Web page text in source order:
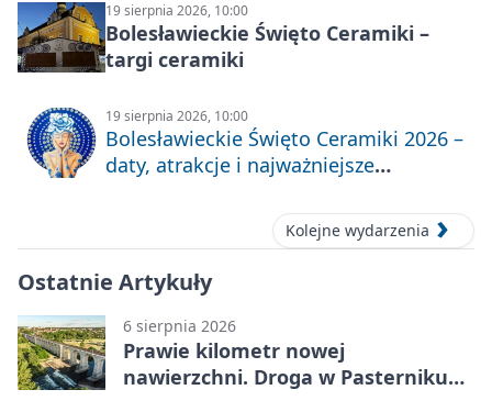
19 sierpnia 2026, 10:00
Bolesławieckie Święto Ceramiki –
targi ceramiki
19 sierpnia 2026, 10:00
Bolesławieckie Święto Ceramiki 2026 –
daty, atrakcje i najważniejsze
Kolejne wydarzenia
Ostatnie Artykuły
6 sierpnia 2026
Prawie kilometr nowej
nawierzchni. Droga w Pasterniku